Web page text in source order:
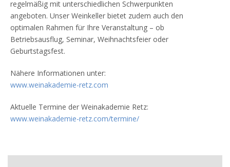
regelmäßig mit unterschiedlichen Schwerpunkten
angeboten. Unser Weinkeller bietet zudem auch den
optimalen Rahmen für Ihre Veranstaltung – ob
Betriebsausflug, Seminar, Weihnachtsfeier oder
Geburtstagsfest.
Nähere Informationen unter:
www.weinakademie-retz.com
Aktuelle Termine der Weinakademie Retz:
www.weinakademie-retz.com/termine/